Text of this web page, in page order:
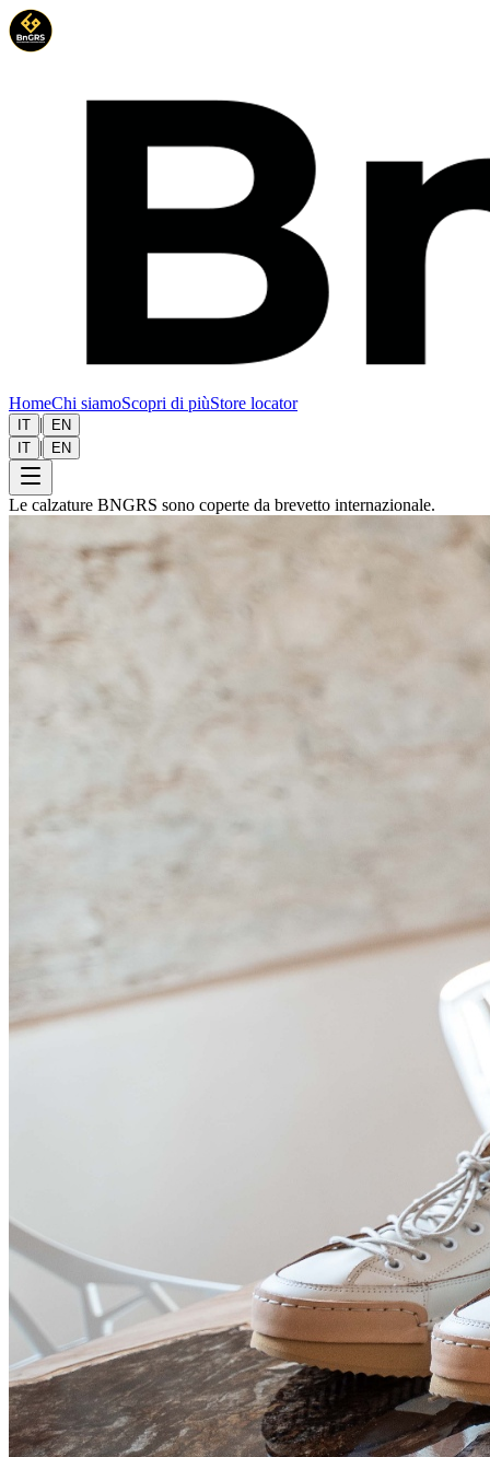
HomeChi siamoScopri di piùStore locator
IT |
EN
IT | EN
Le calzature BNGRS sono coperte da brevetto internazionale.